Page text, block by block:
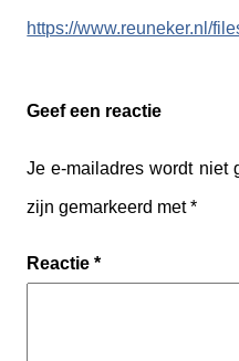
https://www.reuneker.nl/
Geef een reactie
Je e-mailadres wordt niet
zijn gemarkeerd met*
Reactie*